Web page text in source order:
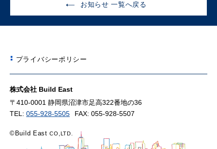
お知らせ 一覧へ戻る
プライバシーポリシー
株式会社 Build East
〒410-0001 静岡県沼津市足高322番地の36
TEL: 055-928-5505 FAX: 055-928-5507
©Build EastCO,LTD.